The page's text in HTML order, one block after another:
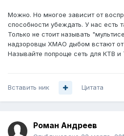
Можно. Но многое зависит от
способности убеждать. У нас есть
Только не стоит называть
надзоровцы ХМАО дыбом встают от
Называйте попроще сеть для КТВ и
Вставить ник Цитата
Роман Андреев